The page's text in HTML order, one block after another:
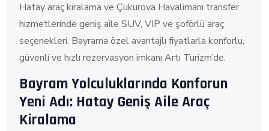
Hatay araç kiralama ve Çukurova Havalimanı transfer
hizmetlerinde geniş aile SUV, VIP ve şoförlü araç
seçenekleri. Bayrama özel avantajlı fiyatlarla konforlu,
güvenli ve hızlı rezervasyon imkanı Artı Turizm’de.
Bayram Yolculuklarında Konforun
Yeni Adı: Hatay Geniş Aile Araç
Kiralama